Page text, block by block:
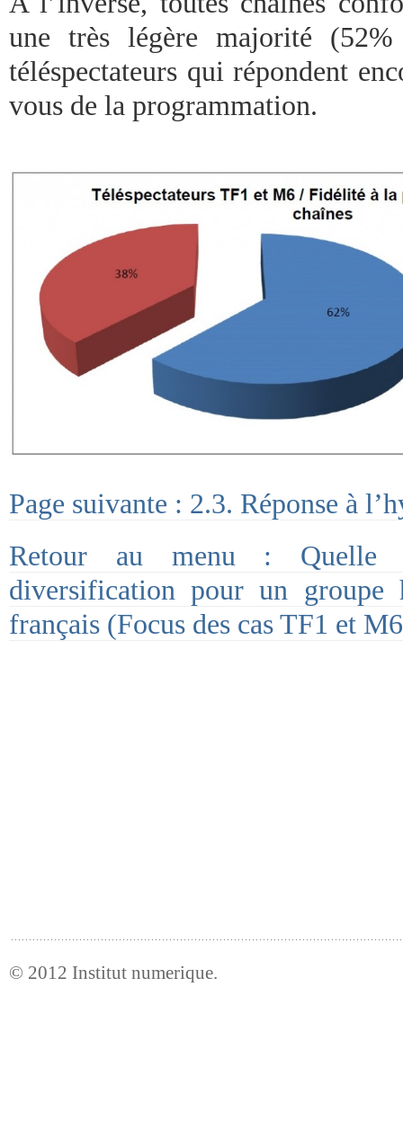
une très légère majorité
téléspectateurs qui répondent
vous de la programmation.
Page suivante : 2.3. Réponse à
Retour au menu : Quelle
diversification pour un groupe
français (Focus des cas TF1 et
© 2012 Institut numerique.